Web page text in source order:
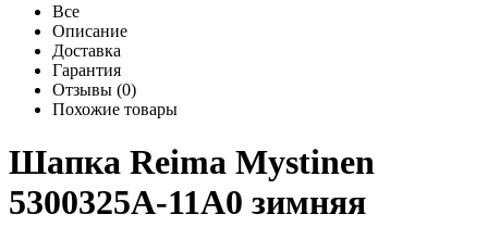
Все
Описание
Доставка
Гарантия
Отзывы (0)
Похожие товары
Шапка Reima Mystinen
5300325A-11A0 зимняя